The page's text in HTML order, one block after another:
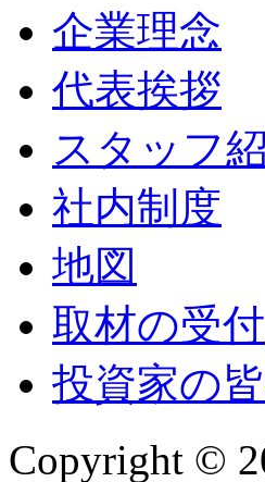
企業理念
代表挨拶
スタッフ
社内制度
地図
取材の受付
投資家の
Copyright ©